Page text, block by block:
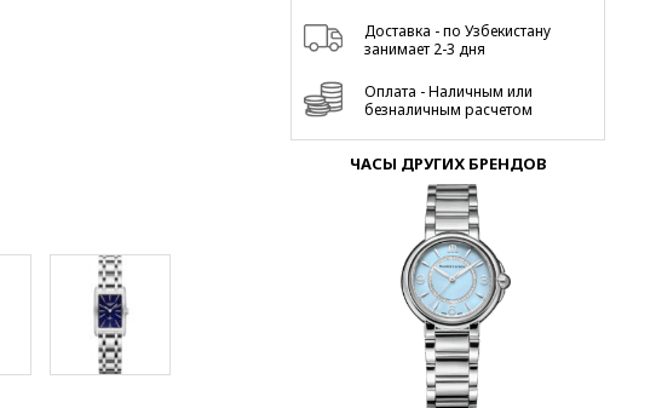
Доставка - по Узбекистану
занимает 2-3 дня
Оплата - Наличным или
безналичным расчетом
ЧАСЫ ДРУГИХ БРЕНДОВ